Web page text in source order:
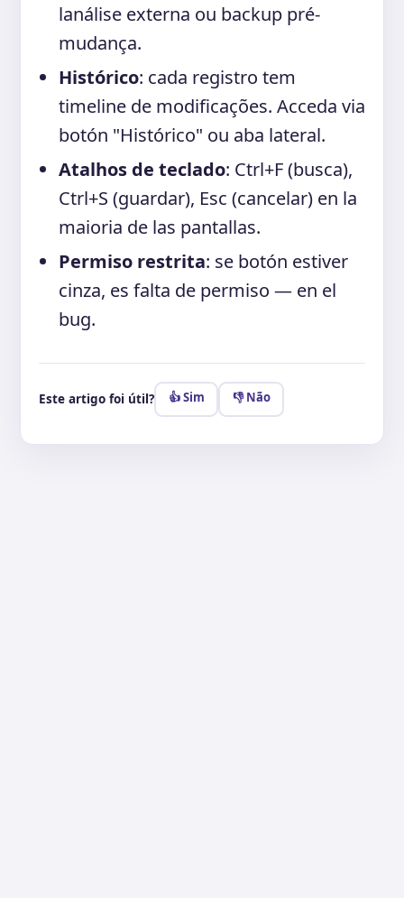
lanálise externa ou backup pré-
mudança.
Histórico: cada registro tem
timeline de modificações. Acceda via
botón "Histórico" ou aba lateral.
Atalhos de teclado: Ctrl+F (busca),
Ctrl+S (guardar), Esc (cancelar) en la
maioria de las pantallas.
Permiso restrita: se botón estiver
cinza, es falta de permiso — en el
bug.
Este artigo foi útil? 👍 Sim 👎 Não